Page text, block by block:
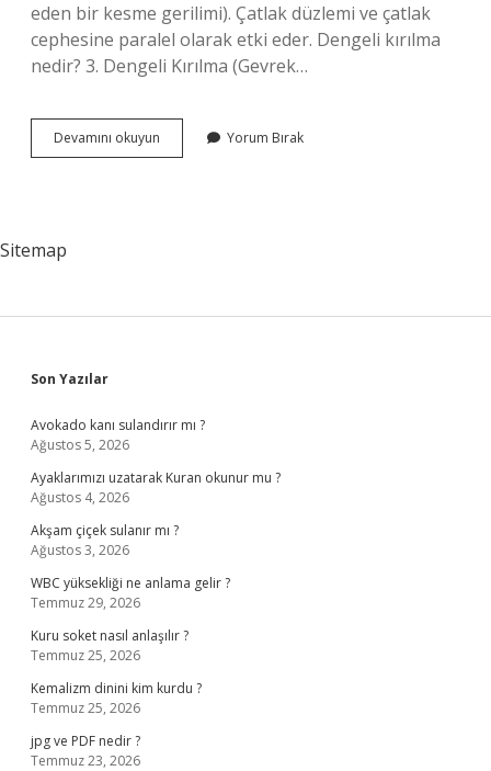
eden bir kesme gerilimi). Çatlak düzlemi ve çatlak
cephesine paralel olarak etki eder. Dengeli kırılma
nedir? 3. Dengeli Kırılma (Gevrek…
Devamını okuyun
Çeşit
Yorum Bırak
Sitemap
Sidebar
Son Yazılar
Avokado kanı sulandırır mı ?
Ağustos 5, 2026
Ayaklarımızı uzatarak Kuran okunur mu ?
Ağustos 4, 2026
Akşam çiçek sulanır mı ?
Ağustos 3, 2026
WBC yüksekliği ne anlama gelir ?
Temmuz 29, 2026
Kuru soket nasıl anlaşılır ?
Temmuz 25, 2026
Kemalizm dinini kim kurdu ?
Temmuz 25, 2026
jpg ve PDF nedir ?
Temmuz 23, 2026